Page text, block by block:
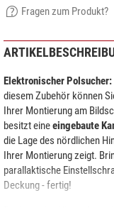
Fragen zum Produkt?
Elektronischer Polsucher:
diesem Zubehör können
Ihrer Montierung am
besitzt eineeingebaute
die Lage des nördlichen
Ihrer Montierung zeigt.
parallaktische
Deckung - fertig!